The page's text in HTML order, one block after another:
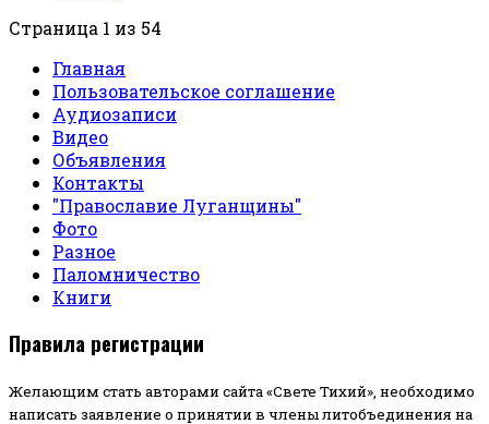
Страница 1 из 54
Главная
Пользовательское соглашение
Аудиозаписи
Видео
Объявления
Контакты
"Православие Луганщины"
Фото
Разное
Паломничество
Книги
Правила регистрации
Желающим стать авторами сайта «Свете Тихий», необходимо
написать заявление о принятии в члены литобъединения на